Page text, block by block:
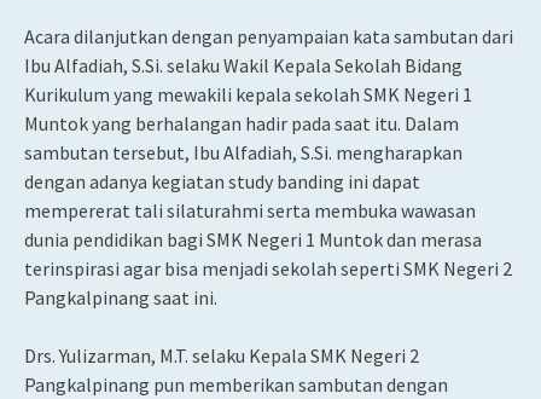
Acara dilanjutkan dengan penyampaian kata sambutan dari
Ibu Alfadiah, S.Si. selaku Wakil Kepala Sekolah Bidang
Kurikulum yang mewakili kepala sekolah SMK Negeri 1
Muntok yang berhalangan hadir pada saat itu. Dalam
sambutan tersebut, Ibu Alfadiah, S.Si. mengharapkan
dengan adanya kegiatan study banding ini dapat
mempererat tali silaturahmi serta membuka wawasan
dunia pendidikan bagi SMK Negeri 1 Muntok dan merasa
terinspirasi agar bisa menjadi sekolah seperti SMK Negeri 2
Pangkalpinang saat ini.
Drs. Yulizarman, M.T. selaku Kepala SMK Negeri 2
Pangkalpinang pun memberikan sambutan dengan